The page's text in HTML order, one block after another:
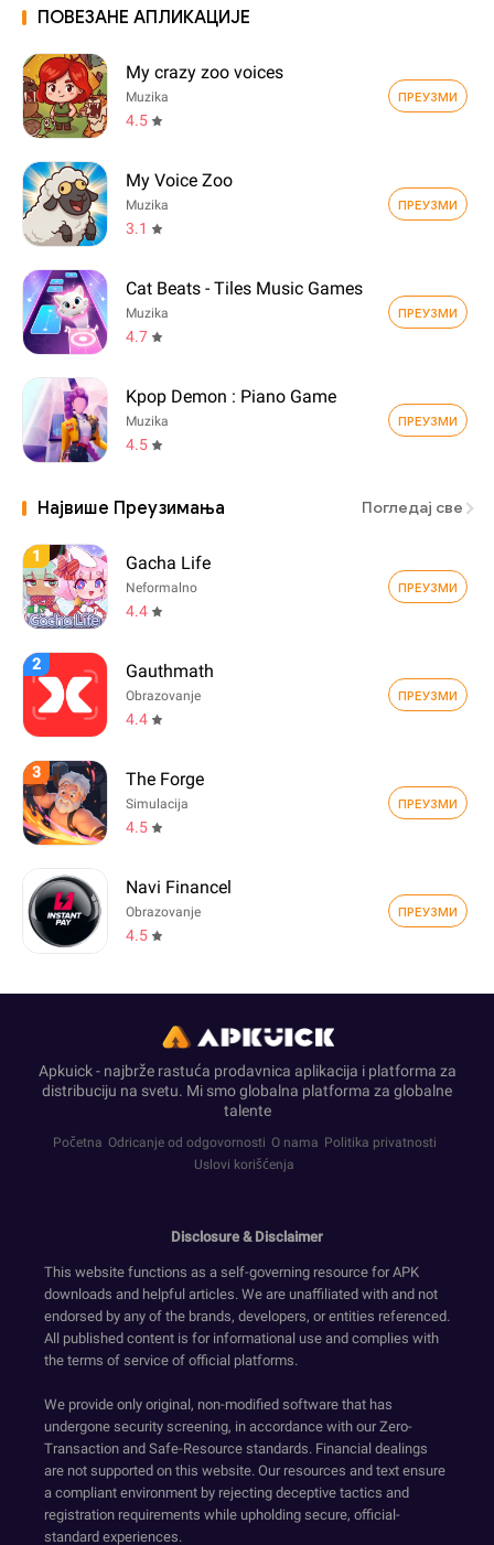
ПОВЕЗАНЕ АПЛИКАЦИЈЕ
My crazy zoo voices
Muzika
4.5
ПРЕУЗМИ
My Voice Zoo
Muzika
3.1
ПРЕУЗМИ
Cat Beats - Tiles Music Games
Muzika
4.7
ПРЕУЗМИ
Kpop Demon : Piano Game
Muzika
4.5
ПРЕУЗМИ
Највише Преузимања Погледај све
1 Gacha Life
Neformalno
4.4
ПРЕУЗМИ
2 Gauthmath
Obrazovanje
4.4
ПРЕУЗМИ
3 The Forge
Simulacija
4.5
ПРЕУЗМИ
Navi Financel
Obrazovanje
4.5
ПРЕУЗМИ
Apkuick - najbrže rastuća prodavnica aplikacija i platforma za
distribuciju na svetu. Mi smo globalna platforma za globalne
talente
Početna Odricanje od odgovornosti O nama Politika privatnosti
Uslovi korišćenja
Disclosure & Disclaimer
This website functions as a self-governing resource for APK
downloads and helpful articles. We are unaffiliated with and not
endorsed by any of the brands, developers, or entities referenced.
All published content is for informational use and complies with
the terms of service of official platforms.
We provide only original, non-modified software that has
undergone security screening, in accordance with our Zero-
Transaction and Safe-Resource standards. Financial dealings
are not supported on this website. Our resources and text ensure
a compliant environment by rejecting deceptive tactics and
registration requirements while upholding secure, official-
standard experiences.